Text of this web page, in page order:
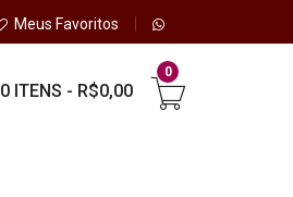
Meus Favoritos
0
0 ITENS - R$0,00